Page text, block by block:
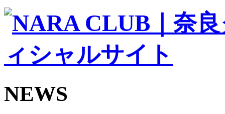
バモス
チアダンススクール
ボランティアチーム「volundeer」
ビクトリーロード
HOMEGAME
観戦ルール＆マナー
Jリーグ運営管理規定
写真・動画使用ガイドライン
NEWS